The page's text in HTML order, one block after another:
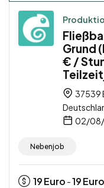
Grund
€ /
37539
02/
Nebenjob
19Euro -19Euro